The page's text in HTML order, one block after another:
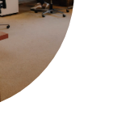
voor